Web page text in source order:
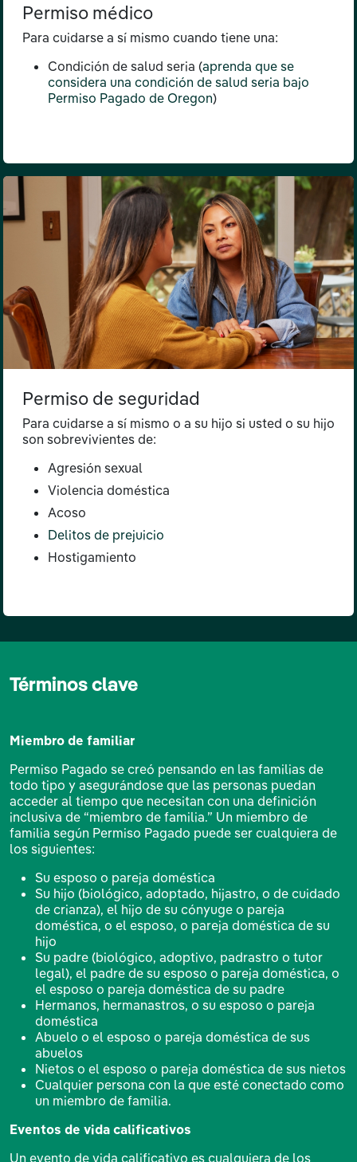
Permiso médico
Para cuidarse a sí mismo cuando tiene una:
Condición de salud seria (aprenda que se
considera una condición de salud seria bajo
Permiso Pagado de Oregon)
Permiso de seguridad
Para cuidarse a sí mismo o a su hijo si usted o su hijo
son sobrevivientes de:
Agresión sexual
Violencia doméstica
Acoso
Delitos de prejuicio
Hostigamiento
Términos clave
Miembro de familiar
Permiso Pagado se creó pensando en las familias de
todo tipo y asegurándose que las personas puedan
acceder al tiempo que necesitan con una definición
inclusiva de “miembro de familia.” Un miembro de
familia según Permiso Pagado puede ser cualquiera de
los siguientes:
Su esposo o pareja doméstica
Su hijo (biológico, adoptado, hijastro, o de cuidado
de crianza), el hijo de su cónyuge o pareja
doméstica, o el esposo, o pareja doméstica de su
hijo
Su padre (biológico, adoptivo, padrastro o tutor
legal), el padre de su esposo o pareja doméstica, o
el esposo o pareja doméstica de su padre
Hermanos, hermanastros, o su esposo o pareja
doméstica
Abuelo o el esposo o pareja doméstica de sus
abuelos
Nietos o el esposo o pareja doméstica de sus nietos
Cualquier persona con la que esté conectado como
un miembro de familia.
Eventos de vida calificativos
Un evento de vida calificativo es cualquiera de los